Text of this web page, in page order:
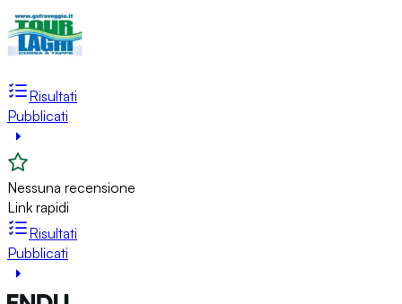
Risultati
Pubblicati
Nessuna recensione
Link rapidi
Risultati
Pubblicati